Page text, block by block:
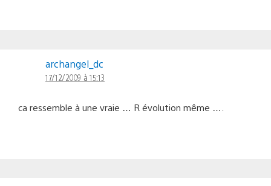
archangel_dc
17/12/2009 à 15:13
ca ressemble à une vraie … R évolution même ….